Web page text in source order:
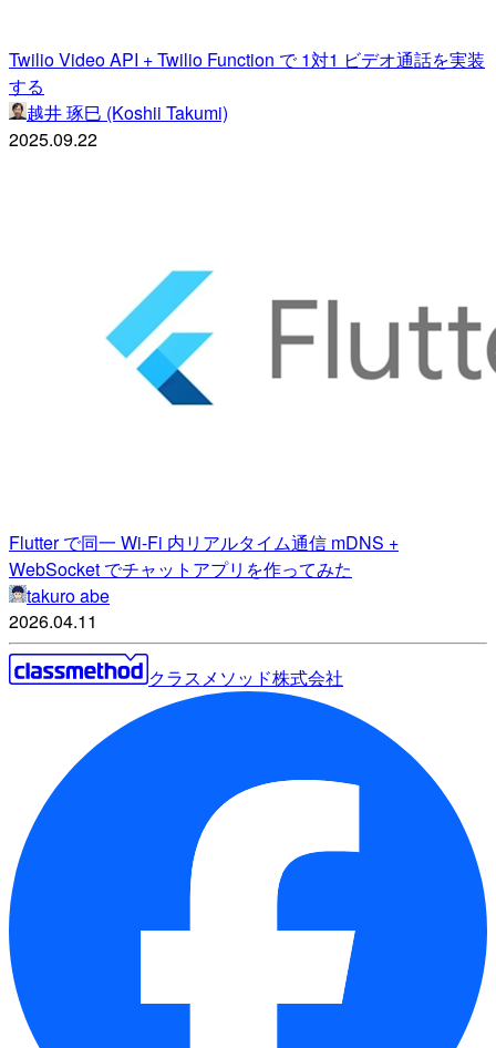
Twilio Video API + Twilio Function で 1対1 ビデオ通話を実装
する
越井 琢巳 (Koshii Takumi)
2025.09.22
Flutter で同一 Wi-Fi 内リアルタイム通信 mDNS +
WebSocket でチャットアプリを作ってみた
takuro abe
2026.04.11
クラスメソッド株式会社